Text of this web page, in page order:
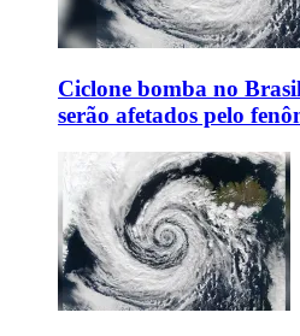
Ciclone bomba no
serão afetados pelo